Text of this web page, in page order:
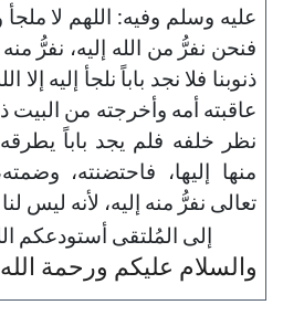
عليه وسلم وفيه: اللهم لا ملجأ
فنحن نفرُّ من الله إليه، نفرُّ
ذنوبنا فلا نجد باباً نلجأ إليه
عاقبته أمه وأخرجته من
نظر خلفه فلم يجد باباً يطرقه
منها إليها، فاحتضنته،
تعالى نفرُّ منه إليه، لأنه ليس
إلى المُلتقى أستودعكم
والسلام عليكم ورحمة الله